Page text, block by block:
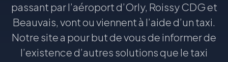
passant par l’aéroport d’Orly, Roissy CDG et
Beauvais, vont ou viennent à l’aide d’un taxi.
Notre site a pour but de vous de informer de
l’existence d’autres solutions que le taxi